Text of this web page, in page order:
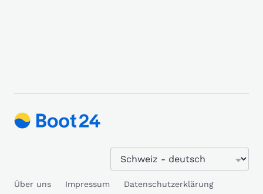
Über uns Impressum
Datenschutzerklärung